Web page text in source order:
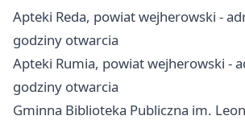
Apteki Reda, powiat wejherowski -
godziny otwarcia
Apteki Rumia, powiat wejherowski -
godziny otwarcia
Gminna Biblioteka Publiczna im.